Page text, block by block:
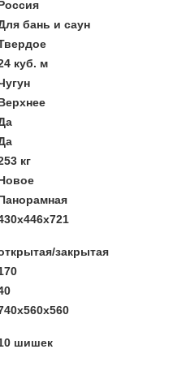
бань и саун
куб. м
кг
закрытая
шишек